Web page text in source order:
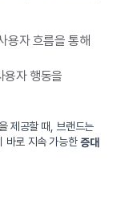
용자 흐름을 통해
용자 행동을
제공할 때, 브랜드는
바로 지속 가능한증대